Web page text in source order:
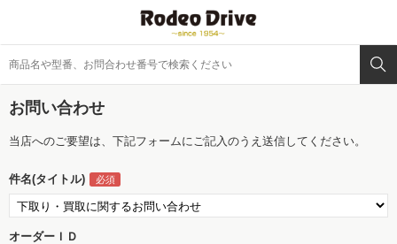
お問い合わせ
当店へのご要望は、下記フォームにご記入のうえ送信してください。
件名(タイトル)
オーダーＩＤ